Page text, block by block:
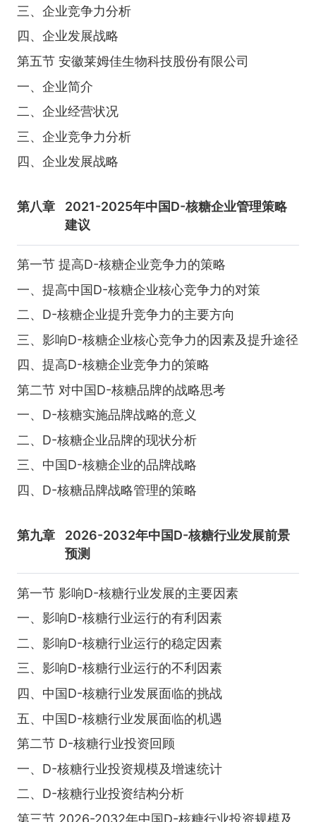
三、企业竞争力分析
四、企业发展战略
第五节 安徽莱姆佳生物科技股份有限公司
一、企业简介
二、企业经营状况
三、企业竞争力分析
四、企业发展战略
第八章
2021-2025年中国D-核糖企业管理策略
建议
第一节 提高D-核糖企业竞争力的策略
一、提高中国D-核糖企业核心竞争力的对策
二、D-核糖企业提升竞争力的主要方向
三、影响D-核糖企业核心竞争力的因素及提升途径
四、提高D-核糖企业竞争力的策略
第二节 对中国D-核糖品牌的战略思考
一、D-核糖实施品牌战略的意义
二、D-核糖企业品牌的现状分析
三、中国D-核糖企业的品牌战略
四、D-核糖品牌战略管理的策略
第九章
2026-2032年中国D-核糖行业发展前景
预测
第一节 影响D-核糖行业发展的主要因素
一、影响D-核糖行业运行的有利因素
二、影响D-核糖行业运行的稳定因素
三、影响D-核糖行业运行的不利因素
四、中国D-核糖行业发展面临的挑战
五、中国D-核糖行业发展面临的机遇
第二节 D-核糖行业投资回顾
一、D-核糖行业投资规模及增速统计
二、D-核糖行业投资结构分析
第三节 2026-2032年中国D-核糖行业投资规模及